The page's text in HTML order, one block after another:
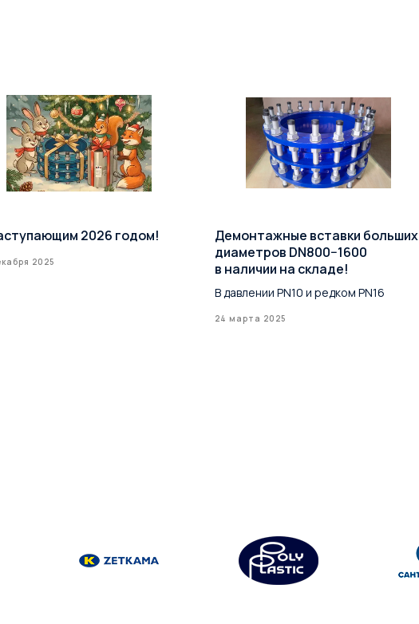
2026 годом!
2025
Демонтажные вставки больших
диаметров DN800−1600
в наличии на складе!
В давлении PN10 и редком PN16
24 марта 2025